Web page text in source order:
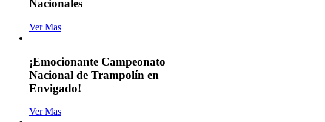
Nacionales
Ver Mas
¡Emocionante Campeonato
Nacional de Trampolín en
Envigado!
Ver Mas